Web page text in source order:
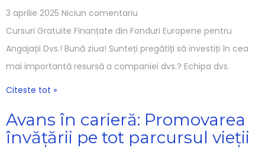
3 aprilie 2025 Niciun comentariu
Cursuri Gratuite Finanțate din Fonduri Europene pentru
Angajații Dvs.! Bună ziua! Sunteți pregătiți să investiți în cea
mai importantă resursă a companiei dvs.? Echipa dvs.
Citeste tot »
Avans în carieră: Promovarea
învățării pe tot parcursul vieții